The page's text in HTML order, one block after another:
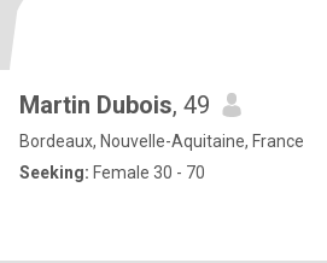
Martin Dubois, 49
Bordeaux, Nouvelle-Aquitaine, France
Seeking: Female 30 - 70